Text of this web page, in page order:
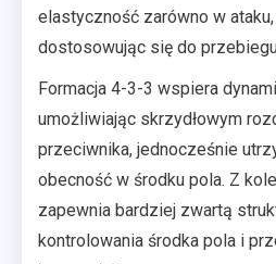
elastyczność zarówno w
dostosowując się do
Formacja 4-3-3 wspiera
umożliwiając skrzydłowym
przeciwnika, jednocześnie
obecność w środku pola. Z
zapewnia bardziej zwartą
kontrolowania środka pola i